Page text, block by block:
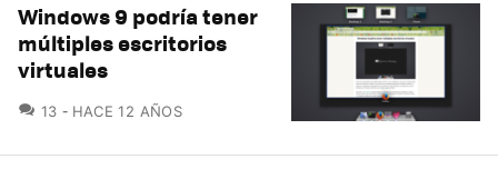
Windows 9 podría tener
múltiples escritorios
virtuales
13 COMENTARIOS
HACE 12 AÑOS